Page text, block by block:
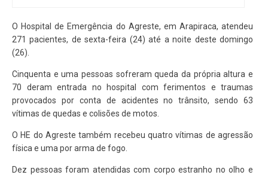
O Hospital de Emergência do Agreste, em Arapiraca, atendeu
271 pacientes, de sexta-feira (24) até a noite deste domingo
(26).
Cinquenta e uma pessoas sofreram queda da própria altura e
70 deram entrada no hospital com ferimentos e traumas
provocados por conta de acidentes no trânsito, sendo 63
vítimas de quedas e colisões de motos.
O HE do Agreste também recebeu quatro vítimas de agressão
física e uma por arma de fogo.
Dez pessoas foram atendidas com corpo estranho no olho e